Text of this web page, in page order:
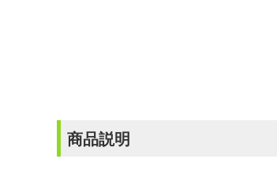
商品説明